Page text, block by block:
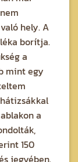
hely. A
borítja.
a
mint egy
a
150
jegyében.